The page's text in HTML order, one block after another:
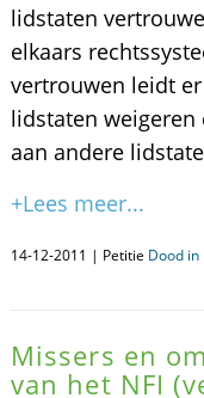
lidstaten
elkaars
vertrouwen leidt
lidstaten
aan andere
+Lees meer...
14-12-2011 | Petitie Dood
Missers en
van het NFI